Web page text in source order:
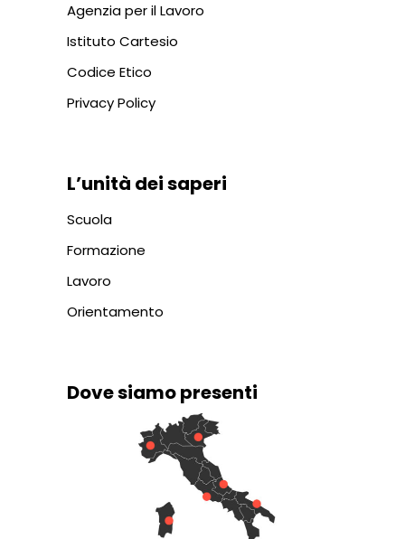
Agenzia per il Lavoro
Istituto Cartesio
Codice Etico
Privacy Policy
L’unità dei saperi
Scuola
Formazione
Lavoro
Orientamento
Dove siamo presenti